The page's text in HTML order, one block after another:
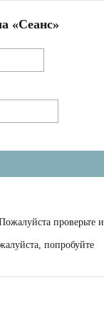
«Сеанс»
проверьте и
попробуйте